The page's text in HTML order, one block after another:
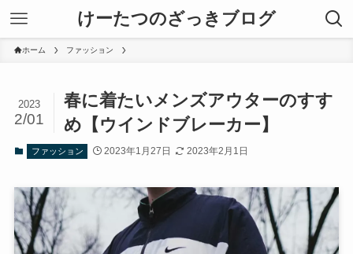
けーたつのざっきブログ
ホーム ファッション
春に着たいメンズアウターのすす
め【ウインドブレーカー】
2023
2/01
ファッション 2023年1月27日 2023年2月1日